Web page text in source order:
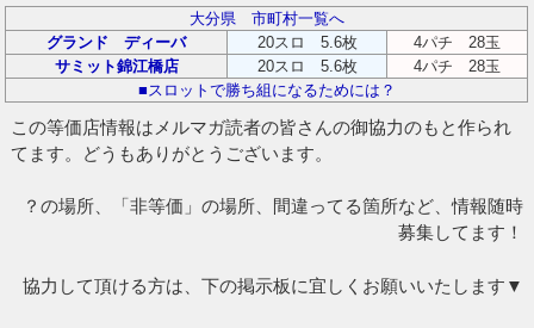
大分県 市町村一覧へ
グランド ディーバ
20スロ 5.6枚
4パチ 28玉
サミット錦江橋店
20スロ 5.6枚
4パチ 28玉
■スロットで勝ち組になるためには？
この等価店情報はメルマガ読者の皆さんの御協力のもと作られ
てます。どうもありがとうございます。
？の場所、「非等価」の場所、間違ってる箇所など、情報随時
募集してます！
協力して頂ける方は、下の掲示板に宜しくお願いいたします▼